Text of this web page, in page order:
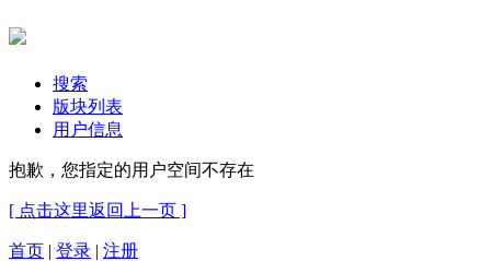
搜索
版块列表
用户信息
抱歉，您指定的用户空间不存在
[ 点击这里返回上一页 ]
首页 | 登录 | 注册